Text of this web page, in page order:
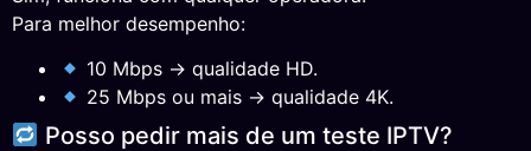
Para melhor desempenho:
10 Mbps → qualidade HD.
25 Mbps ou mais → qualidade 4K.
Posso pedir mais de um teste IPTV?